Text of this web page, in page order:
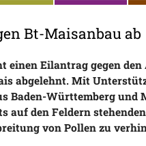
Bt-Maisanbau ab
einen Eilantrag gegen
abgelehnt. Mit
Baden-Württemberg und
auf den Feldern
von Pollen zu